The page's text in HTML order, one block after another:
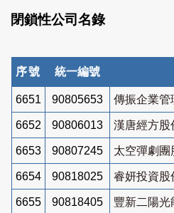
閉鎖性公司名錄
序號 統一編號
6651 90805653 傳振企業管
6652 90806013 漢唐經方股
6653 90807245 太空彈劇團
6654 90818025 睿妍投資股
6655 90818405 豐新二陽光